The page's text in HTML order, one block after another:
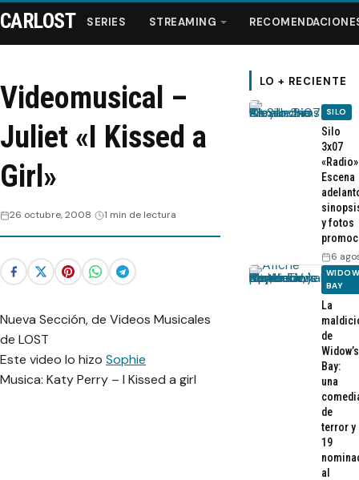
Series
Streaming
Recomendaciones
Videos
CARLOST SERIES STREAMING
Videomusical –
Juliet «I Kissed a
Girl»
26 octubre, 2008 1 min de lectura
Nueva Sección, de Videos Musicales
de LOST
Este video lo hizo Sophie
Musica: Katy Perry – I Kissed a girl
LO + RECIENTE
SILO
Silo
3x07
Escena
y fotos
6
BAY
La
de
Widow’s
Bay:
una
de
terror y
19
al